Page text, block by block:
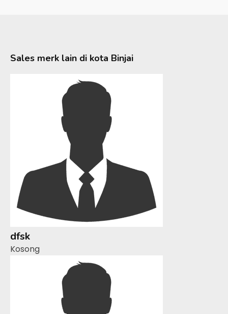
Sales merk lain di kota Binjai
dfsk
Kosong